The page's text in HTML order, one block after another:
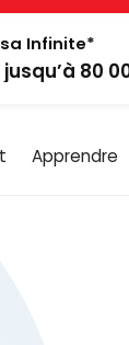
Infinite*
80
Apprendre